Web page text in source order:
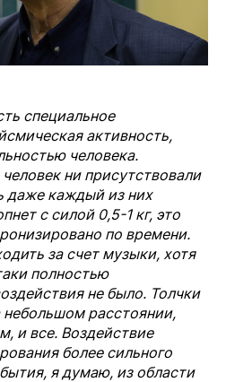
специальное
активность,
человека.
ни присутствовали
даже каждый из них
с силой 0,5-1 кг, это
по времени.
за счет музыки, хотя
полностью
не было. Толчки
расстоянии,
и все. Воздействие
более сильного
я думаю, из области